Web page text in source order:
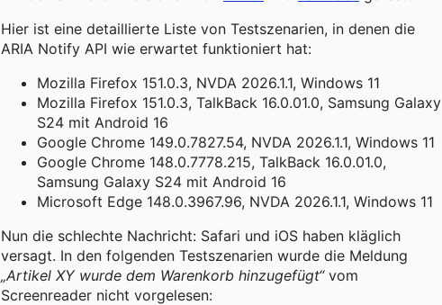
Hier ist eine detaillierte Liste von Testszenarien, in denen die
ARIA Notify API wie erwartet funktioniert hat:
Mozilla Firefox 151.0.3, NVDA 2026.1.1, Windows 11
Mozilla Firefox 151.0.3, TalkBack 16.0.01.0, Samsung Galaxy
S24 mit Android 16
Google Chrome 149.0.7827.54, NVDA 2026.1.1, Windows 11
Google Chrome 148.0.7778.215, TalkBack 16.0.01.0,
Samsung Galaxy S24 mit Android 16
Microsoft Edge 148.0.3967.96, NVDA 2026.1.1, Windows 11
Nun die schlechte Nachricht: Safari und iOS haben kläglich
versagt. In den folgenden Testszenarien wurde die Meldung
„Artikel XY wurde dem Warenkorb hinzugefügt“vom
Screenreader nicht vorgelesen: